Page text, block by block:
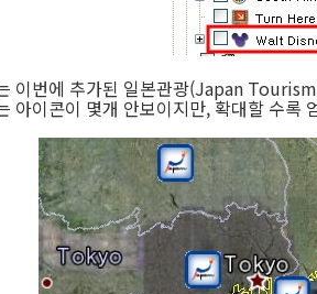
이번에 추가된 일본관광(Japan
아이콘이 몇개 안보이지만, 확대할 수록